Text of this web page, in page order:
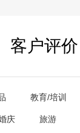
客户评价
教育/培训
庆 旅游